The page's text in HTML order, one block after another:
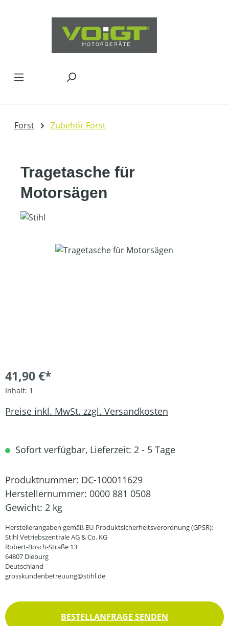
Forst Zubehör Forst
Tragetasche für
Motorsägen
Bildergalerie überspringen
41,90 €*
Inhalt: 1
Preise inkl. MwSt. zzgl. Versandkosten
Sofort verfügbar, Lieferzeit: 2 - 5 Tage
Produktnummer: DC-100011629
Herstellernummer: 0000 881 0508
Gewicht: 2 kg
Herstellerangaben gemäß EU-Produktsicherheitsverordnung (GPSR):
Stihl Vetriebszentrale AG & Co. KG
Robert-Bosch-Straße 13
64807 Dieburg
Deutschland
grosskundenbetreuung@stihl.de
BESTELLANFRAGE SENDEN